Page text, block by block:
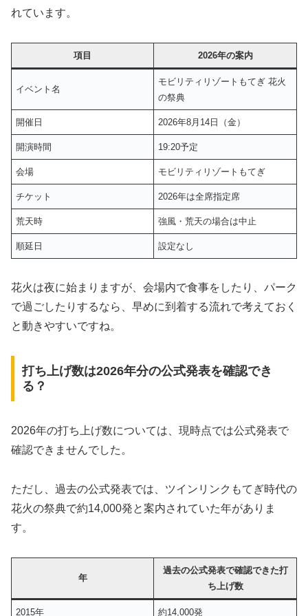
れています。
項目 2026年の案内
イベント名
モビリティリゾートもてぎ 花火
の祭典
開催日 2026年8月14日（金）
開演時間 19:20予定
会場 モビリティリゾートもてぎ
チケット 2026年は全席指定席
荒天時 強風・荒天の場合は中止
順延日 設定なし
花火は夜に始まりますが、会場内で食事をしたり、パーク
で過ごしたりするなら、早めに到着する流れで考えておく
と動きやすいですね。
打ち上げ数は2026年分の公式発表を確認でき
る？
2026年の打ち上げ数については、現時点では公式発表で
確認できませんでした。
ただし、過去の公式発表では、ツインリンクもてぎ時代の
花火の祭典で約14,000発と案内されていた年がありま
す。
年
過去の公式発表で確認できた打
ち上げ数
2015年 約14,000発